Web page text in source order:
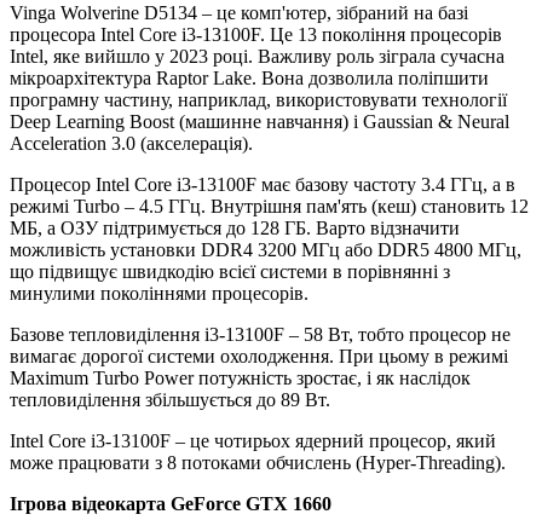
Vinga Wolverine D5134 – це комп'ютер, зібраний на базі
процесора Intel Core i3-13100F. Це 13 покоління процесорів
Intel, яке вийшло у 2023 році. Важливу роль зіграла сучасна
мікроархітектура Raptor Lake. Вона дозволила поліпшити
програмну частину, наприклад, використовувати технології
Deep Learning Boost (машинне навчання) і Gaussian & Neural
Acceleration 3.0 (акселерація).
Процесор Intel Core i3-13100F має базову частоту 3.4 ГГц, а в
режимі Turbo – 4.5 ГГц. Внутрішня пам'ять (кеш) становить 12
МБ, а ОЗУ підтримується до 128 ГБ. Варто відзначити
можливість установки DDR4 3200 МГц або DDR5 4800 МГц,
що підвищує швидкодію всієї системи в порівнянні з
минулими поколіннями процесорів.
Базове тепловиділення i3-13100F – 58 Вт, тобто процесор не
вимагає дорогої системи охолодження. При цьому в режимі
Maximum Turbo Power потужність зростає, і як наслідок
тепловиділення збільшується до 89 Вт.
Intel Core i3-13100F – це чотирьох ядерний процесор, який
може працювати з 8 потоками обчислень (Hyper-Threading).
Ігрова відеокарта GeForce GTX 1660